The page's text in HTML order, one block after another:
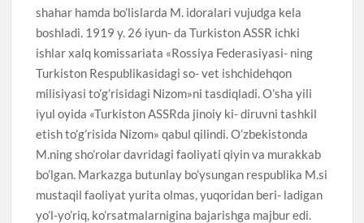
shahar hamda bo’lislarda M. idoralari vujudga kela
boshladi. 1919 y. 26 iyun- da Turkiston ASSR ichki
ishlar xalq komissariata «Rossiya Federasiyasi- ning
Turkiston Respublikasidagi so- vet ishchidehqon
milisiyasi to’g’risidagi Nizom»ni tasdiqladi. O’sha yili
iyul oyida «Turkiston ASSRda jinoiy ki- diruvni tashkil
etish to’g’risida Nizom» qabul qilindi. O’zbekistonda
M.ning sho’rolar davridagi faoliyati qiyin va murakkab
bo’lgan. Markazga butunlay bo’ysungan respublika M.si
mustaqil faoliyat yurita olmas, yuqoridan beri- ladigan
yo’l-yo’riq, ko’rsatmalarnigina bajarishga majbur edi.